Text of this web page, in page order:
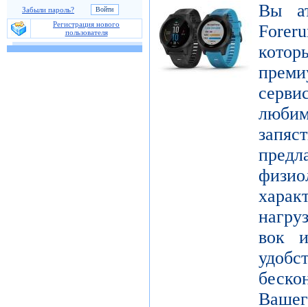
Забыли пароль?
Регистрация нового
пользователя
Вы
вок